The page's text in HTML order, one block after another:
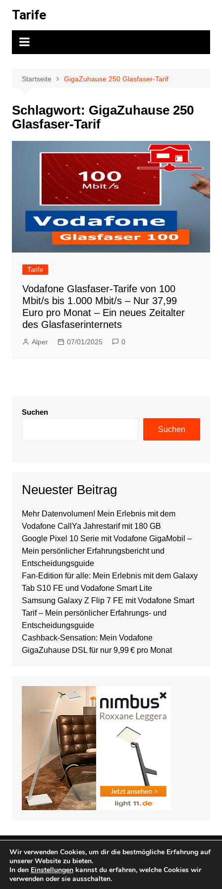
Inhalt
springen
Tarife
Startseite GigaZuhause 250 Glasfaser-Tarif
Schlagwort: GigaZuhause 250
Glasfaser-Tarif
Tarife
Vodafone Glasfaser-Tarife von 100
Mbit/s bis 1.000 Mbit/s – Nur 37,99
Euro pro Monat – Ein neues Zeitalter
des Glasfaserinternets
Alper 07/01/2025 0
Suchen
Suchen
Neuester Beitrag
Mehr Datenvolumen! Mein Erlebnis mit dem
Vodafone CallYa Jahrestarif mit 180 GB
Google Pixel 10 Serie mit Vodafone GigaMobil –
Mein persönlicher Erfahrungsbericht und
Entscheidungsguide
Fan-Edition für alle: Mein Erlebnis mit dem Galaxy
Tab S10 FE und Vodafone Smart Lite
Samsung Galaxy Z Flip 7 FE mit Vodafone Smart
Tarif – Mein persönlicher Erfahrungs- und
Entscheidungsguide
Cashback-Sensation: Mein Vodafone
GigaZuhause DSL für nur 9,99 € pro Monat
Tarife © 2025. All Rights Reserved.
Cream Magazine von
Themebeez
Wir verwenden Cookies, um dir die bestmögliche Erfahrung auf
unserer Website zu bieten.
In den Einstellungen kannst du erfahren, welche Cookies wir
verwenden oder sie ausschalten.